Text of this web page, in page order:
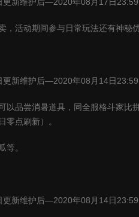
，活动期间参与日常玩法还有神秘
更新维护后—2020年08 月 14日
以品尝消暑道具，同全服格斗家
零点刷新）。
等。
更新维护后—2020年08 月 14日